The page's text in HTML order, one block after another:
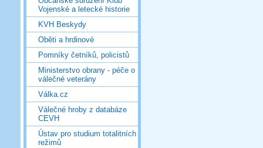
Vojenské a letecké historie
KVH Beskydy
Oběti a hrdinové
Pomníky četníků, policistů
Ministerstvo obrany - péče o
válečné veterány
Válka.cz
Válečné hroby z databáze
CEVH
Ústav pro studium totalitních
režimů